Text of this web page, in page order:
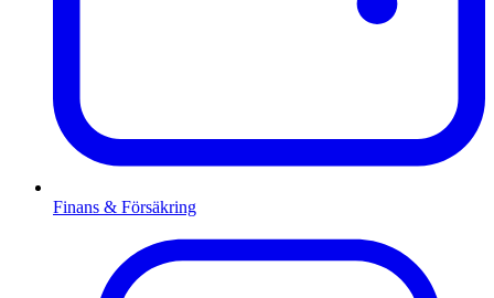
Finans & Försäkring